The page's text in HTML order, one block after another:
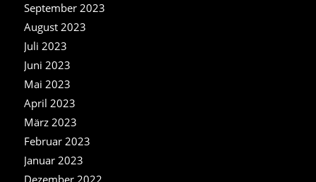
September 2023
August 2023
Juli 2023
Juni 2023
Mai 2023
April 2023
März 2023
Februar 2023
Januar 2023